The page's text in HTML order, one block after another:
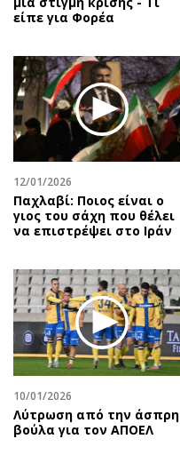
είπε για Φορέα
12/01/2026
Παχλαβί: Ποιος είναι ο
γιος του σάχη που θέλει
να επιστρέψει στο Ιράν
10/01/2026
Λύτρωση από την άσπρη
βούλα για τον ΑΠΟΕΛ